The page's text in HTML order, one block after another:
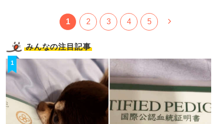
1 2 3 4 5
みんなの注目記事
1